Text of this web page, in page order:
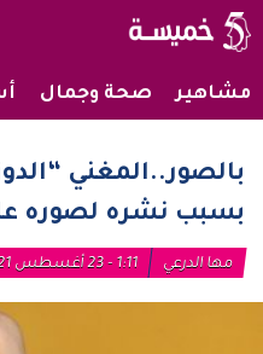
مشاهير صحة وجمال
بالصور..المغني
بسبب نشره لصوره
مها الدرعي 1:11 - 23 أغسطس 2021